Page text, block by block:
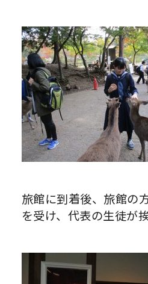
旅館に到着後、旅館の
を受け、代表の生徒が